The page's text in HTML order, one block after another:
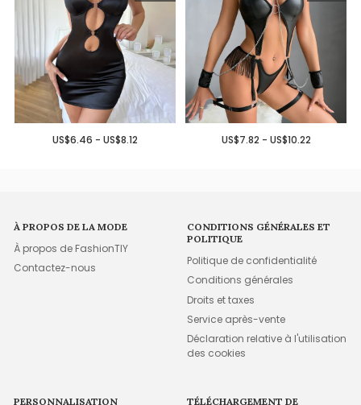
US$6.46 - US$8.12 US$7.82 - US$10.22
À PROPOS DE LA MODE
À propos de FashionTIY
Contactez-nous
CONDITIONS GÉNÉRALES ET
POLITIQUE
Politique de confidentialité
Conditions générales
Droits et taxes
Service après-vente
Déclaration relative à l'utilisation
des cookies
PERSONNALISATION TÉLÉCHARGEMENT DE